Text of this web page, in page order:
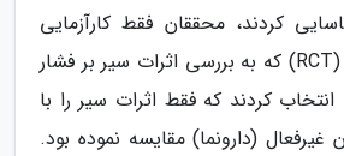
کردند، محققان فقط کارآزمایی
کنترل شده تصادفی (RCT) که به بررسی اثرات سیر بر فشار
کردند که فقط اثرات سیر را با
(دارونما) مقایسه نموده بود.